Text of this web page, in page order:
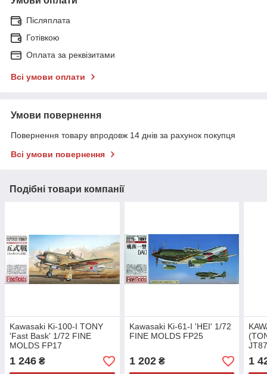
Післяплата
Готівкою
Оплата за реквізитами
Всі умови оплати
Умови повернення
Повернення товару впродовж 14 днів за рахунок покупця
Всі умови повернення
Подібні товари компанії
Kawasaki Ki-100-I TONY
'Fast Bask' 1/72 FINE
MOLDS FP17
1 246 ₴
Kawasaki Ki-61-I 'HEI' 1/72
FINE MOLDS FP25
1 202₴ 1